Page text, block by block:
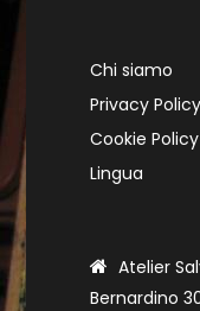
Chi siamo
Privacy Policy
Cookie Policy
Lingua
Atelier
Bernardino